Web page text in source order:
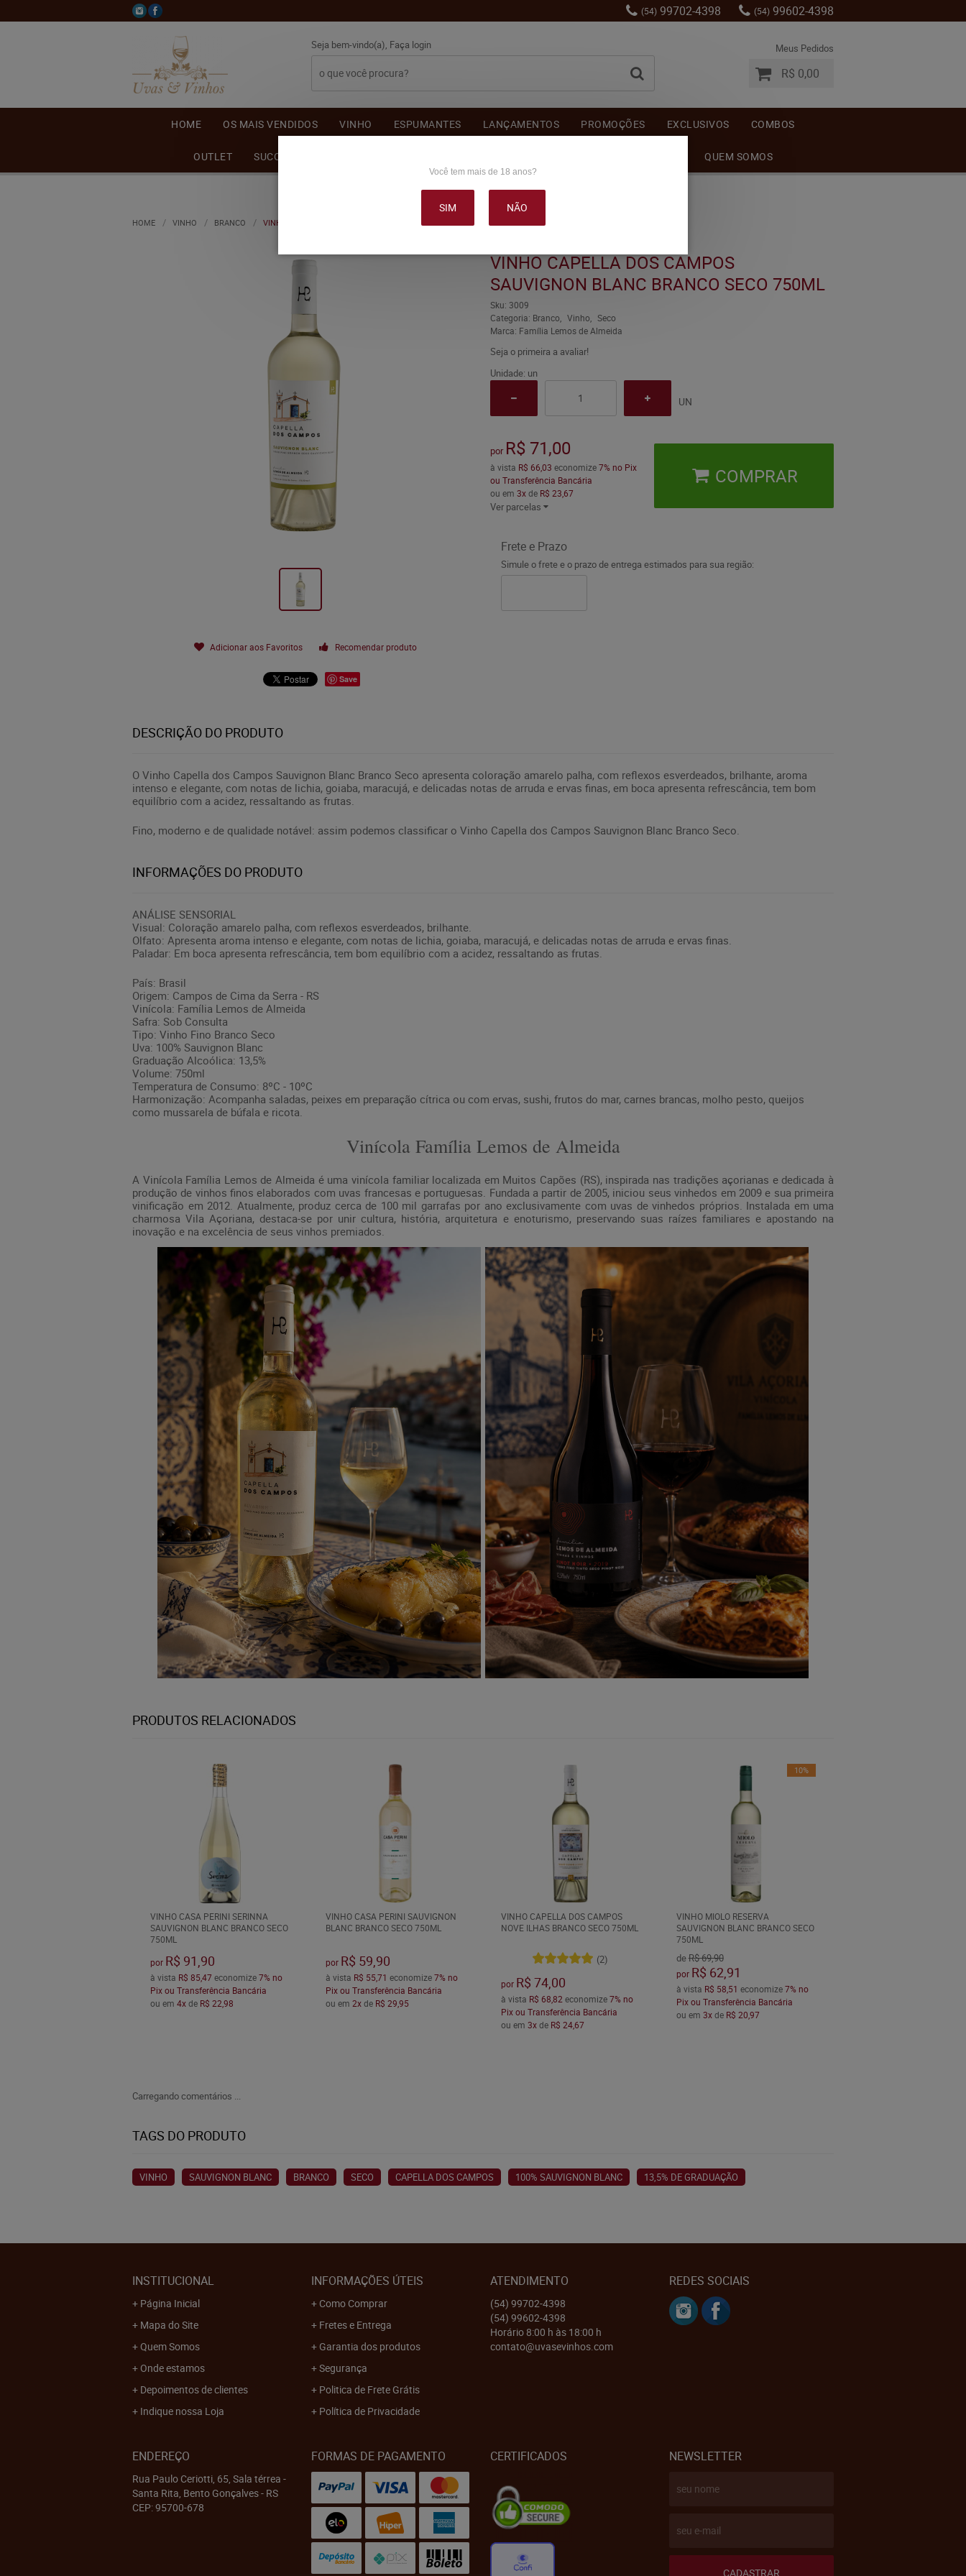
(54) 99702-4398 (54) 99602-4398
Seja bem-vindo(a), Faça login Meus Pedidos
R$ 0,00
HOME OS MAIS VENDIDOS VINHO ESPUMANTES LANÇAMENTOS PROMOÇÕES EXCLUSIVOS COMBOS
OUTLET SUCO DE UVA QUEM SOMOS
HOME VINHO BRANCO VINHO CAPELLA DOS CAMPOS SAUVIGNON BLANC BRANCO SECO 750ML
Adicionar aos Favoritos Recomendar produto
Save
VINHO CAPELLA DOS CAMPOS
SAUVIGNON BLANC BRANCO SECO 750ML
Sku: 3009
Categoria: Branco Vinho
Seco
Marca: Família Lemos de Almeida
Seja o primeira a avaliar!
Unidade: un
UN
por R$ 71,00
à vista R$ 66,03 economize7% no Pix
ou Transferência Bancária
ou em 3xde R$ 23,67
Ver parcelas
COMPRAR
Frete e Prazo
Simule o frete e o prazo de entrega estimados para sua região:
DESCRIÇÃO DO PRODUTO
O Vinho Capella dos Campos Sauvignon Blanc Branco Seco apresenta coloração amarelo palha, com reflexos esverdeados, brilhante, aroma
intenso e elegante, com notas de lichia, goiaba, maracujá, e delicadas notas de arruda e ervas finas, em boca apresenta refrescância, tem bom
equilíbrio com a acidez, ressaltando as frutas.
Fino, moderno e de qualidade notável: assim podemos classificar o Vinho Capella dos Campos Sauvignon Blanc Branco Seco.
INFORMAÇÕES DO PRODUTO
ANÁLISE SENSORIAL
Visual: Coloração amarelo palha, com reflexos esverdeados, brilhante.
Olfato: Apresenta aroma intenso e elegante, com notas de lichia, goiaba, maracujá, e delicadas notas de arruda e ervas finas.
Paladar: Em boca apresenta refrescância, tem bom equilíbrio com a acidez, ressaltando as frutas.
País: Brasil
Origem: Campos de Cima da Serra - RS
Vinícola: Família Lemos de Almeida
Safra: Sob Consulta
Tipo: Vinho Fino Branco Seco
Uva: 100% Sauvignon Blanc
Graduação Alcoólica: 13,5%
Volume: 750ml
Temperatura de Consumo: 8ºC - 10ºC
Harmonização: Acompanha saladas, peixes em preparação cítrica ou com ervas, sushi, frutos do mar, carnes brancas, molho pesto, queijos
como mussarela de búfala e ricota.
Vinícola Família Lemos de Almeida
A Vinícola Família Lemos de Almeida é uma vinícola familiar localizada em Muitos Capões (RS), inspirada nas tradições açorianas e dedicada à
produção de vinhos finos elaborados com uvas francesas e portuguesas. Fundada a partir de 2005, iniciou seus vinhedos em 2009 e sua primeira
vinificação em 2012. Atualmente, produz cerca de 100 mil garrafas por ano exclusivamente com uvas de vinhedos próprios. Instalada em uma
charmosa Vila Açoriana, destaca-se por unir cultura, história, arquitetura e enoturismo, preservando suas raízes familiares e apostando na
inovação e na excelência de seus vinhos premiados.
PRODUTOS RELACIONADOS
VINHO CASA PERINI SERINNA
SAUVIGNON BLANC BRANCO SECO
750ML
por R$ 91,90
à vista R$ 85,47economize7% no
Pix ou Transferência Bancária
ou em 4xde R$ 22,98
VINHO CASA PERINI SAUVIGNON
BLANC BRANCO SECO 750ML
por R$ 59,90
à vista R$ 55,71 economize7% no
Pix ou Transferência Bancária
ou em 2xde R$ 29,95
VINHO CAPELLA DOS CAMPOS
NOVE ILHAS BRANCO SECO 750ML
(2)
por R$ 74,00
à vista R$ 68,82economize7% no
Pix ou Transferência Bancária
ou em 3xde R$ 24,67
10%
VINHO MIOLO RESERVA
SAUVIGNON BLANC BRANCO SECO
750ML
deR$ 69,90
por R$ 62,91
à vista R$ 58,51 economize7% no
Pix ou Transferência Bancária
ou em 3xde R$ 20,97
Carregando comentários ...
TAGS DO PRODUTO
VINHO SAUVIGNON BLANC BRANCO SECO CAPELLA DOS CAMPOS 100% SAUVIGNON BLANC 13,5% DE GRADUAÇÃO
INSTITUCIONAL
Página Inicial
Mapa do Site
Quem Somos
Onde estamos
Depoimentos de clientes
Indique nossa Loja
INFORMAÇÕES ÚTEIS
Como Comprar
Fretes e Entrega
Garantia dos produtos
Segurança
Politica de Frete Grátis
Política de Privacidade
ATENDIMENTO
(54) 99702-4398
(54) 99602-4398
Horário 8:00 h às 18:00 h
contato@uvasevinhos.com
REDES SOCIAIS
ENDEREÇO
Rua Paulo Ceriotti, 65, Sala térrea -
Santa Rita, Bento Gonçalves- RS
CEP: 95700-678
FORMAS DE PAGAMENTO CERTIFICADOS NEWSLETTER
CADASTRAR
Você tem mais de 18 anos?
SIM NÃO